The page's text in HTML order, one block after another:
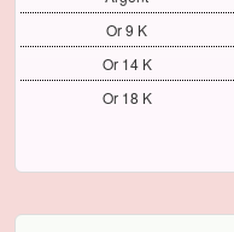
Or 9 K
Or 14 K
Or 18 K